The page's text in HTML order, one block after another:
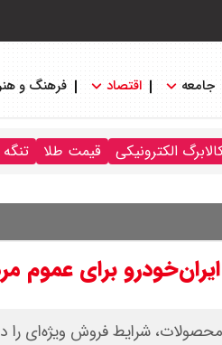
جامعه اقتصاد فرهنگ و
الکترونیکی قیمت طلا
برای عموم مردم از
شرایط فروش ویژه‌ای